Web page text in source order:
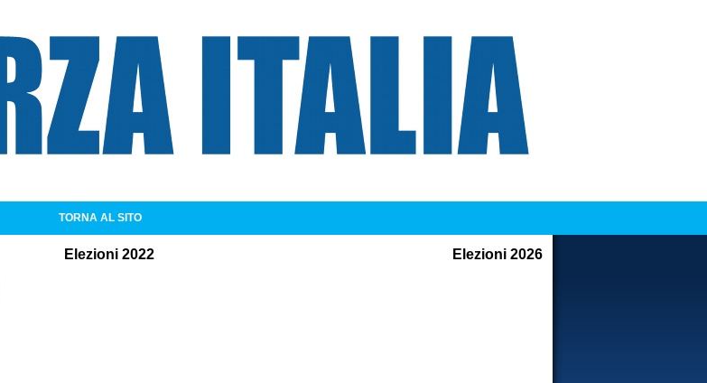
TORNA AL SITO
Elezioni 2026
Elezioni 2022